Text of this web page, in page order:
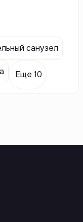
санузел
Еще 10